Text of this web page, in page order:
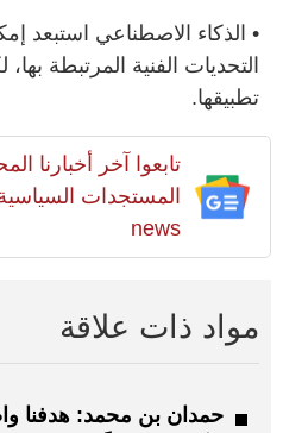
• الذكاء الاصطناعي استبعد
التحديات الفنية المرتبطة
تطبيقها.
تابعوا آخر أخبارنا
news
مواد ذات علاقة
حمدان بن محمد: هدفنا